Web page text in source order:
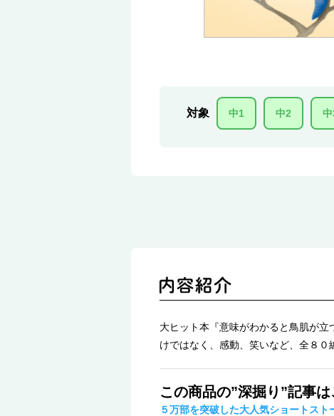
対象 中1 中2
大ヒット本『意味がわかると鳥肌が
けではなく、感動、笑いなど、全８０
この商品の”深掘り”記事は
５万部を突破した大人気ショートス